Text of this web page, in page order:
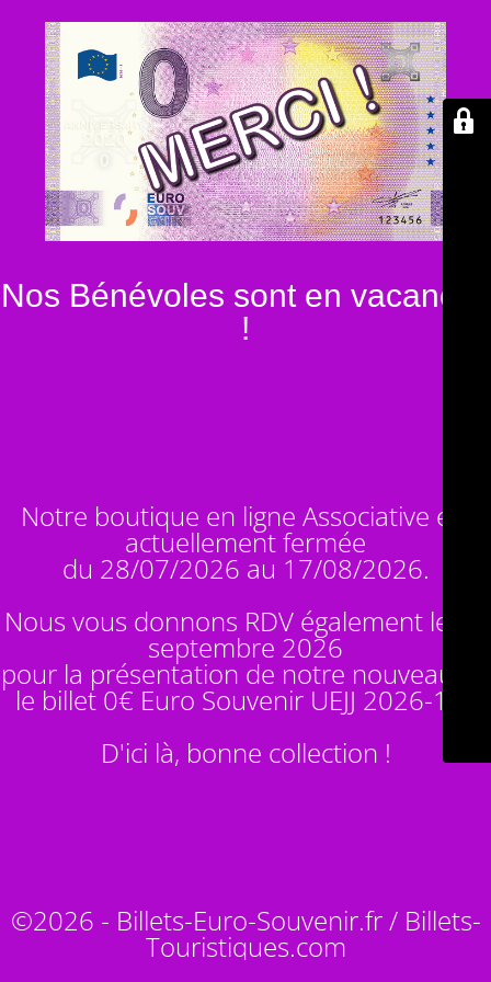
Nos Bénévoles sont en vacances
!
Notre boutique en ligne Associative est
actuellement fermée
du 28/07/2026 au 17/08/2026.
Nous vous donnons RDV également le 14
septembre 2026
pour la présentation de notre nouveauté :
le billet 0€ Euro Souvenir UEJJ 2026-10
D'ici là, bonne collection !
©2026 - Billets-Euro-Souvenir.fr / Billets-
Touristiques.com